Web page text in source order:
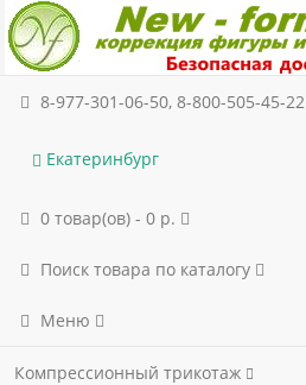
8-977-301-06-50, 8-800-505-45-22
Екатеринбург
0 товар(ов) - 0 р.
Поиск товара по каталогу
Меню
Компрессионный трикотаж